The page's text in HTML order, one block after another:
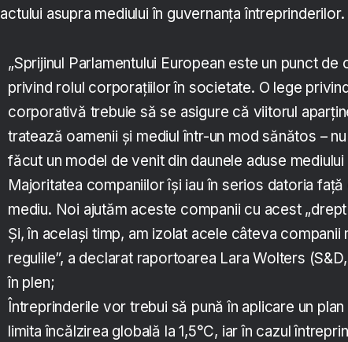
asupra mediului în guvernanța întreprinderilor.
„Sprijinul Parlamentului European este un punct
privind rolul corporațiilor în societate. O lege
corporativă trebuie să se asigure că viitorul
tratează oamenii și mediul într-un mod sănătos –
făcut un model de venit din daunele aduse
Majoritatea companiilor își iau în serios datoria
mediu. Noi ajutăm aceste companii cu acest
Și, în același timp, am izolat acele câteva companii
regulile”, a declarat raportoarea Lara Wolters
în plen;
Întreprinderile vor trebui să pună în aplicare un
limita încălzirea globală la 1,5°C, iar în cazul